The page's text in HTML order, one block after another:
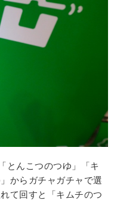
とんこつのつゆ」「キ
からガチャガチャで選
て回すと「キムチのつ